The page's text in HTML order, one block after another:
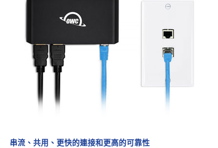
串流、共用、更快的連接和更高的可靠性